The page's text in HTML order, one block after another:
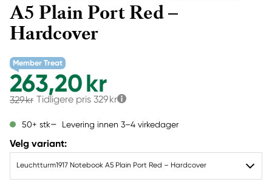
A5 Plain Port Red –
Hardcover
Member Treat
263,20 kr
329 kr Tidligere pris 329 kr
50+ stk Levering innen 3–4 virkedager
Velg variant:
Leuchtturm1917 Notebook A5 Plain Port Red – Hardcover